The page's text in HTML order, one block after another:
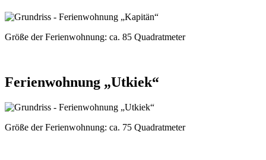
Größe der Ferienwohnung: ca. 85 Quadratmeter
Ferienwohnung „Utkiek“
Größe der Ferienwohnung: ca. 75 Quadratmeter